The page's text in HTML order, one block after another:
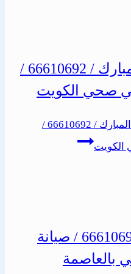
سباك عبد الله المبارك / 66610692 /
صحي الكويت
سباك عبد الله المبارك / 66610692 /
الكويت
سباك الدوحة / 66610692 / صيانة
بالعاصمة